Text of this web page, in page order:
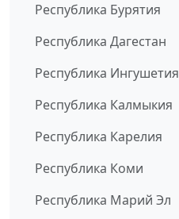
Республика Бурятия
Республика Дагестан
Республика Ингушетия
Республика Калмыкия
Республика Карелия
Республика Коми
Республика Марий Эл